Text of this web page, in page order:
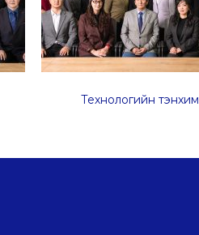
Технологийн тэнхим